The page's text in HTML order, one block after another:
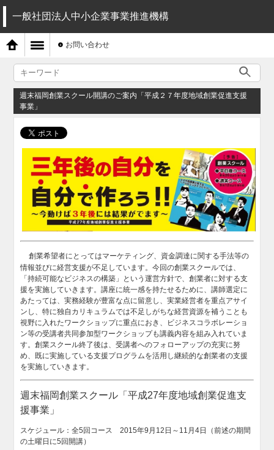
一般社団法人中小企業事業推進機構
お問い合わせ
週末福岡創業スクール開講のご案内「平成２７年度地域創業促進支援
事業」
創業希望者にとってはマーケティング、資金調達に関する手法等の
情報並びに経営支援が不足しています。今回の創業スクールでは、
「持続可能なビジネスの構築」という運営方針で、創業者に対する支
援を実施していきます。講座に統一感を持たせるために、講師選定に
あたっては、実務経験が豊富な点に留意し、実業経営者を重点アサイ
ンし、特に独自カリキュラムでは不足しがちな経営資源を補うことも
視野に入れたワークショップに重点におき、ビジネスコラボレーショ
ン等の受講者共同参加型ワークショップも講義内容を組み入れていま
す。創業スクール終了後は、受講者へのフォローアップの充実に努
め、既に実施している支援プログラムを活用し継続的な創業者の支援
を実施していきます。
週末福岡創業スクール「平成27年度地域創業促進支
援事業」
スケジュール：全5回コース 2015年9月12日～11月4日（前述の期間
の土曜日に5回開講）